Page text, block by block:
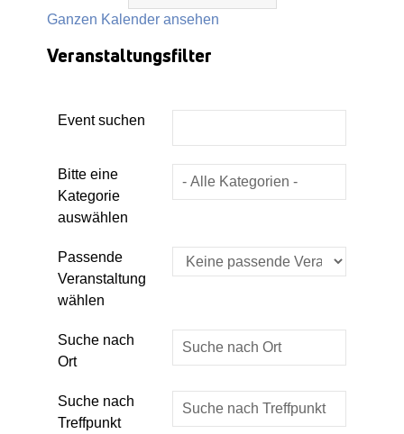
Ganzen Kalender ansehen
Veranstaltungsfilter
Event suchen
Bitte eine
Kategorie
auswählen
Eine Kategorie auswählen um die
Passende
Veranstaltung
wählen
Suche nach
Ort
Suche nach
Treffpunkt